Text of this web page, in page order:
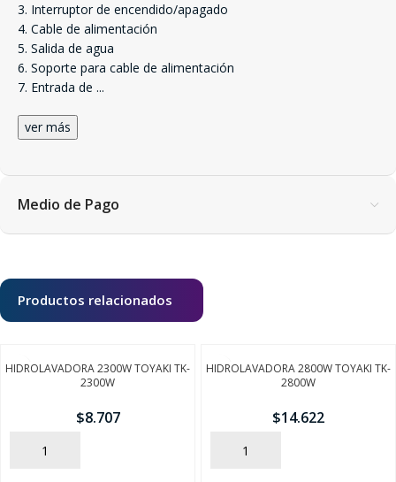
3. Interruptor de encendido/apagado
4. Cable de alimentación
5. Salida de agua
6. Soporte para cable de alimentación
7. Entrada de ...
ver más
Medio de Pago
Productos relacionados
HIDROLAVADORA 2300W TOYAKI TK-
2300W
$8.707
AÑADIR
HIDROLAVADORA 2800W TOYAKI TK-
2800W
$14.622
AÑADIR